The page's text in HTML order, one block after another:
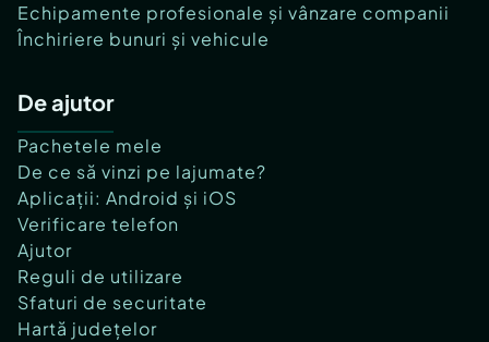
Echipamente profesionale și vânzare companii
Închiriere bunuri și vehicule
De ajutor
Pachetele mele
De ce să vinzi pe lajumate?
Aplicații: Android și iOS
Verificare telefon
Ajutor
Reguli de utilizare
Sfaturi de securitate
Hartă județelor